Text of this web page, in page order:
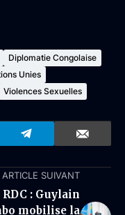
Diplomatie Congolaise
Unies
Violences Sexuelles
ARTICLE SUIVANT
RDC : Guylain
mobilise la